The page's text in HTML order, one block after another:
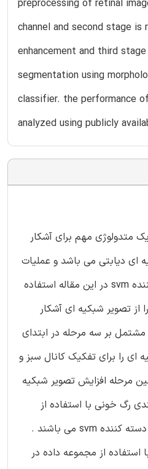
preprocessing of retinal
channel and second stage is
enhancement and third
segmentation using
classifier. the performance
analyzed using publicly
مهم برای آشکار
ای دیابتی می باشد و عملیات
های مورفولوژیکی و دسته کننده svm در این مقاله استفاده
از تصویر شبکیه ای آشکار
بر سه مرحله در ابتدای
ای را برای تفکیک کانال سبز و
مرحله افزایش تصویر شبکیه
رگ خونی با استفاده از
عملیات های مورفولوژیکی و دسته کننده svm می باشند .
از مجموعه داده در